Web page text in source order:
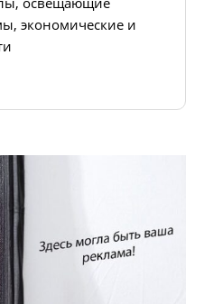
экономические и